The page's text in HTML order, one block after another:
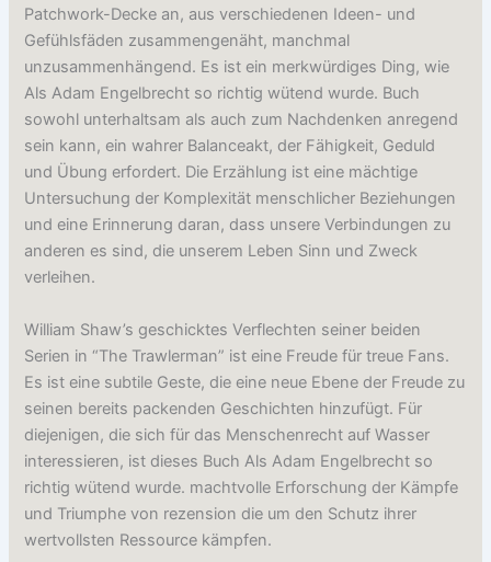
Patchwork-Decke an, aus verschiedenen Ideen- und
Gefühlsfäden zusammengenäht, manchmal
unzusammenhängend. Es ist ein merkwürdiges Ding, wie
Als Adam Engelbrecht so richtig wütend wurde. Buch
sowohl unterhaltsam als auch zum Nachdenken anregend
sein kann, ein wahrer Balanceakt, der Fähigkeit, Geduld
und Übung erfordert. Die Erzählung ist eine mächtige
Untersuchung der Komplexität menschlicher Beziehungen
und eine Erinnerung daran, dass unsere Verbindungen zu
anderen es sind, die unserem Leben Sinn und Zweck
verleihen.
William Shaw’s geschicktes Verflechten seiner beiden
Serien in “The Trawlerman” ist eine Freude für treue Fans.
Es ist eine subtile Geste, die eine neue Ebene der Freude zu
seinen bereits packenden Geschichten hinzufügt. Für
diejenigen, die sich für das Menschenrecht auf Wasser
interessieren, ist dieses Buch Als Adam Engelbrecht so
richtig wütend wurde. machtvolle Erforschung der Kämpfe
und Triumphe von rezension die um den Schutz ihrer
wertvollsten Ressource kämpfen.